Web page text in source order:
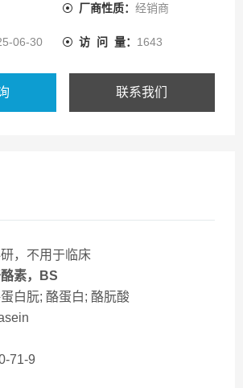
厂商性质： 经销商
06-30 访 问 量： 1643
联系我们
，不用于临床
素，BS
白朊; 酪蛋白; 酪朊酸
71-9